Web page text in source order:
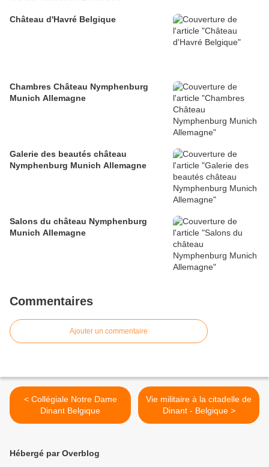
Château d'Havré Belgique
Chambres Château Nymphenburg
Munich Allemagne
Galerie des beautés château
Nymphenburg Munich Allemagne
Salons du château Nymphenburg
Munich Allemagne
Commentaires
Ajouter un commentaire
< Collégiale Notre Dame
Dinant Belgique
Vie militaire à la citadelle de
Dinant - Belgique >
Hébergé par Overblog